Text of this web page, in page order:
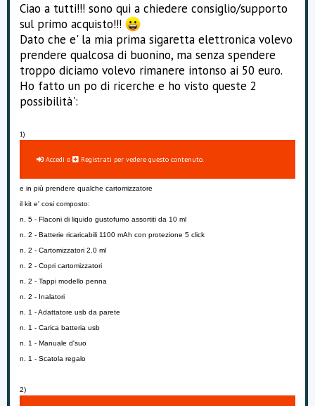
Ciao a tutti!!! sono qui a chiedere consiglio/supporto
sul primo acquisto!!!
Dato che e' la mia prima sigaretta elettronica volevo
prendere qualcosa di buonino, ma senza spendere
troppo diciamo volevo rimanere intonso ai 50 euro.
Ho fatto un po di ricerche e ho visto queste 2
possibilità':
1)
Accedi o Registrati per vedere questo contenuto.
e in più prendere qualche cartomizzatore
il kit e' cosi composto:
n. 5 - Flaconi di liquido gustofumo assortiti da 10 ml
n. 2 - Batterie ricaricabili 1100 mAh con protezione 5 click
n. 2 - Cartomizzatori 2.0 ml
n. 2 - Copri cartomizzatori
n. 2 - Tappi modello penna
n. 2 - Inalatori
n. 1 - Adattatore usb da parete
n. 1 - Carica batteria usb
n. 1 - Manuale d'suo
n. 1 - Scatola regalo
2)